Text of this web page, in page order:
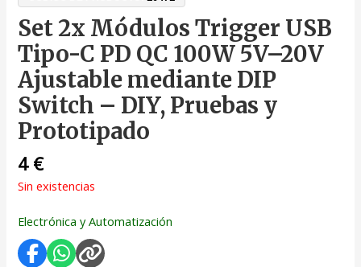
Set 2x Módulos Trigger USB
Tipo-C PD QC 100W 5V–20V
Ajustable mediante DIP
Switch – DIY, Pruebas y
Prototipado
4 €
Sin existencias
Electrónica y Automatización